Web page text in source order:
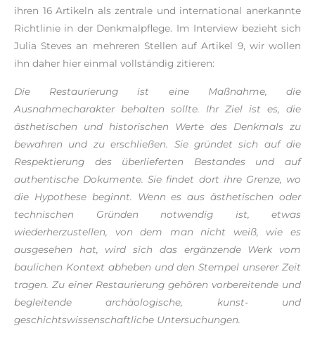
ihren 16 Artikeln als zentrale und international anerkannte
Richtlinie in der Denkmalpflege. Im Interview bezieht sich
Julia Steves an mehreren Stellen auf Artikel 9, wir wollen
ihn daher hier einmal vollständig zitieren:
Die Restaurierung ist eine Maßnahme, die
Ausnahmecharakter behalten sollte. Ihr Ziel ist es, die
ästhetischen und historischen Werte des Denkmals zu
bewahren und zu erschließen. Sie gründet sich auf die
Respektierung des überlieferten Bestandes und auf
authentische Dokumente. Sie findet dort ihre Grenze, wo
die Hypothese beginnt. Wenn es aus ästhetischen oder
technischen Gründen notwendig ist, etwas
wiederherzustellen, von dem man nicht weiß, wie es
ausgesehen hat, wird sich das ergänzende Werk vom
baulichen Kontext abheben und den Stempel unserer Zeit
tragen. Zu einer Restaurierung gehören vorbereitende und
begleitende archäologische, kunst- und
geschichtswissenschaftliche Untersuchungen.